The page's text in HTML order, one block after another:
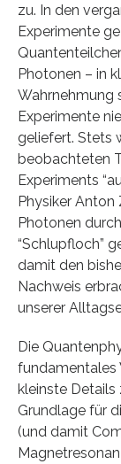
zu. In den
Experimente
Photonen – in
Wahrnehmung
Experimente
geliefert. Stets
beobachteten
Experiments
Physiker Anton
Photonen
“Schlupfloch”
damit den
Nachweis
unserer
Die
fundamentales
kleinste Details
Grundlage für
(und damit